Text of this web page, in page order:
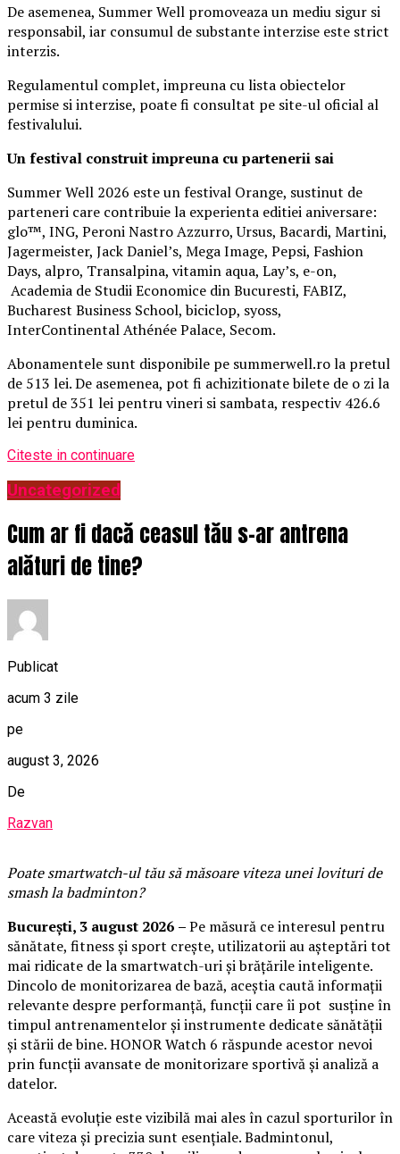
De asemenea, Summer Well promoveaza un mediu sigur si
responsabil, iar consumul de substante interzise este strict
interzis.
Regulamentul complet, impreuna cu lista obiectelor
permise si interzise, poate fi consultat pe site-ul oficial al
festivalului.
Un festival construitimpreuna cu partenerii sai
Summer Well 2026 este un festival Orange, sustinut de
parteneri care contribuie la experienta editiei aniversare:
glo™, ING, Peroni Nastro Azzurro, Ursus, Bacardi, Martini,
Jagermeister, Jack Daniel’s, Mega Image, Pepsi, Fashion
Days, alpro, Transalpina, vitamin aqua, Lay’s, e-on,
Academia de Studii Economice din Bucuresti, FABIZ,
Bucharest Business School, biciclop, syoss,
InterContinental Athénée Palace, Secom.
Abonamentele sunt disponibile pe summerwell.ro la pretul
de 513 lei. De asemenea, pot fi achizitionate bilete de o zi la
pretul de 351 lei pentru vineri si sambata, respectiv 426.6
lei pentru duminica.
Citeste in continuare
Uncategorized
Cum ar fi dacă ceasul tău s-ar antrena
alături de tine?
Publicat
acum 3 zile
pe
august 3, 2026
De
Razvan
Poate smartwatch-ul tăusă măsoare viteza unei lovituri de
smash la badminton?
București, 3 august 2026 –Pe măsură ce interesul pentru
sănătate, fitness și sport crește, utilizatorii au așteptări tot
mai ridicate de la smartwatch-uri și brățările inteligente.
Dincolo de monitorizarea de bază, aceștia caută informații
relevante despre performanță, funcții care îi pot susține în
timpul antrenamentelor și instrumente dedicate sănătății
și stării de bine. HONOR Watch 6 răspunde acestor nevoi
prin funcții avansate de monitorizare sportivă și analiză a
datelor.
Această evoluție este vizibilă mai ales în cazul sporturilor în
care viteza și precizia sunt esențiale. Badmintonul,